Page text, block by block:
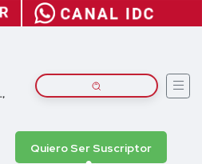
Quiero Ser Suscriptor